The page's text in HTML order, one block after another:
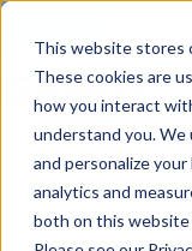
This website stores
These cookies are
how you interact
understand you.
and personalize
analytics and
both on this
Home >Resources>
Ontdek de voordelen